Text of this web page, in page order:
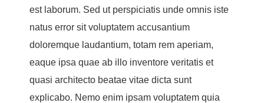
est laborum. Sed ut perspiciatis unde omnis iste
natus error sit voluptatem accusantium
doloremque laudantium, totam rem aperiam,
eaque ipsa quae ab illo inventore veritatis et
quasi architecto beatae vitae dicta sunt
explicabo. Nemo enim ipsam voluptatem quia